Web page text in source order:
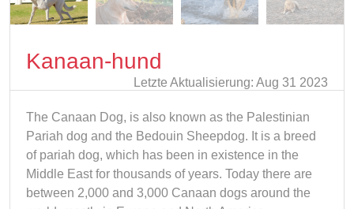
Kanaan-hund
Letzte Aktualisierung: Aug 31 2023
The Canaan Dog, is also known as the Palestinian
Pariah dog and the Bedouin Sheepdog. It is a breed
of pariah dog, which has been in existence in the
Middle East for thousands of years. Today there are
between 2,000 and 3,000 Canaan dogs around the